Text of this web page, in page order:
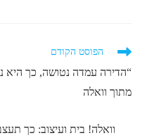
לקרוא
נוספים
הפוסט הקודם
“הדירה עמדה נטושה, כך היא
מתוך וואלה
וואלה! בית ועיצוב: כך